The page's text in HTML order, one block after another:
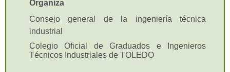
Organiza
Consejo general de la ingeniería técnica
industrial
Colegio Oficial de Graduados e Ingenieros
Técnicos Industriales de TOLEDO
de conocimiento o acción
aquellos cursos que, además